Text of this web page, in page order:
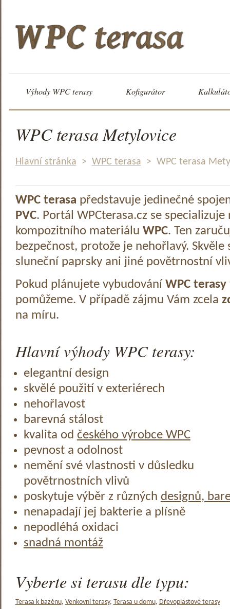
Výhody WPC terasy Kofigurátor
WPC terasa Metylovice
Hlavní stránka > WPC terasa > WPC terasa
WPC terasa představuje jedinečné
PVC. Portál WPCterasa.cz se specializuje
kompozitního materiálu WPC. Ten
bezpečnost, protože je nehořlavý.
sluneční paprsky ani jiné povětrnostní
Pokud plánujete vybudování WPC terasy
pomůžeme. V případě zájmu Vám zcela
na míru.
Hlavní výhody WPC terasy:
elegantní design
skvělé použití v exteriérech
nehořlavost
barevná stálost
kvalita od českého výrobce WPC
pevnost a odolnost
nemění své vlastnosti v důsledku
povětrnostních vlivů
poskytuje výběr z různých designů,
nenapadají jej bakterie a plísně
nepodléhá oxidaci
snadná montáž
Vyberte si terasu dle typu:
Terasa k bazénu, Venkovní terasy, Terasa u domu, Dřevoplastové terasy